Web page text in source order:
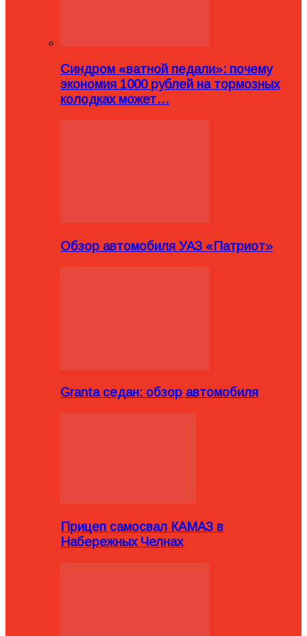
Синдром «ватной педали»: почему
экономия 1000 рублей на тормозных
колодках может…
Обзор автомобиля УАЗ «Патриот»
Granta седан: обзор автомобиля
Прицеп самосвал КАМАЗ в
Набережных Челнах